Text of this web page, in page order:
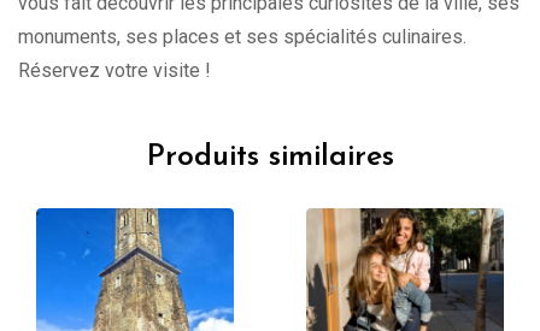
monuments, ses places et ses spécialités culinaires.
Réservez votre visite !
Produits similaires